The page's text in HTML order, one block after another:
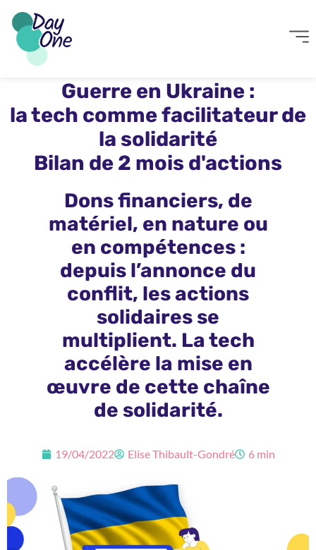
Guerre en Ukraine :
la tech comme facilitateur de
la solidarité
Bilan de 2 mois d'actions
Dons financiers, de
matériel, en nature ou
en compétences :
depuis l’annonce du
conflit, les actions
solidaires se
multiplient. La tech
accélère la mise en
œuvre de cette chaîne
de solidarité.
19/04/2022 Elise Thibault-Gondré 6 min